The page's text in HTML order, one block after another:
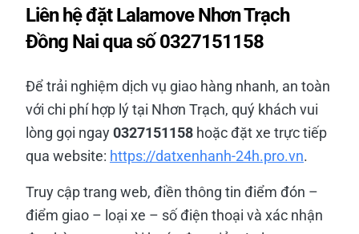
Liên hệ đặt Lalamove Nhơn Trạch
Đồng Nai qua số 0327151158
Để trải nghiệm dịch vụ giao hàng nhanh, an toàn
với chi phí hợp lý tại Nhơn Trạch, quý khách vui
lòng gọi ngay0327151158 hoặc đặt xe trực tiếp
qua website: https://datxenhanh-24h.pro.vn.
Truy cập trang web, điền thông tin điểm đón –
điểm giao – loại xe – số điện thoại và xác nhận